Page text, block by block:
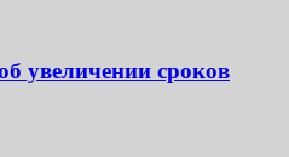
увеличении сроков